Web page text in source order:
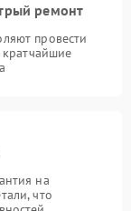
ремонт
провести
кратчайшие
на
что